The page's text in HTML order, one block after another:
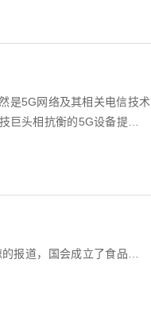
是5G网络及其相关电信技术
巨头相抗衡的5G设备提供商
报道，国会成立了食品药品